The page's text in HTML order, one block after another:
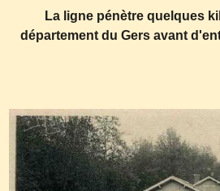
La ligne pénètre quelques
département du Gers avant